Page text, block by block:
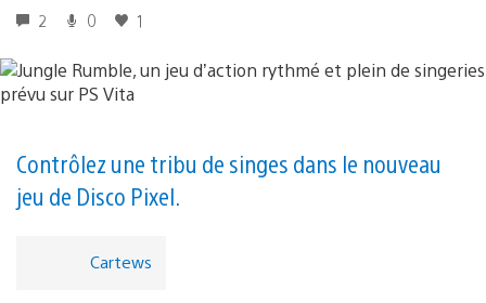
2 0 1
Contrôlez une tribu de singes dans le nouveau
jeu de Disco Pixel.
Cartews